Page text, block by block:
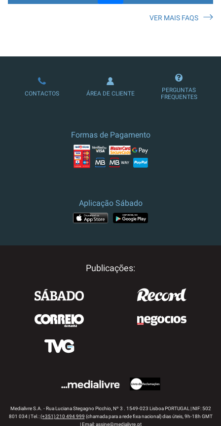
LOJA DE ASSINATURAS
VER MAIS FAQS
CONTACTOS ÁREA DE CLIENTE
PERGUNTAS
FREQUENTES
Formas de Pagamento
Aplicação Sábado
Publicações:
Medialivre S.A. - Rua Luciana Stegagno Picchio, Nº 3 . 1549-023 Lisboa PORTUGAL | NIF: 502
801 034 | Tel.:(+351) 210 494 999 (chamada para a rede fixa nacional) dias úteis, 9h-18h GMT
| Email:assine@medialivre.pt